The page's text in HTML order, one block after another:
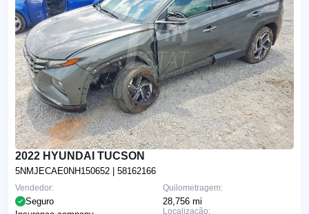
2022 HYUNDAI TUCSON
5NMJECAE0NH150652 | 58162166
Quilometragem:
28,756 mi
Localização:
Vendedor:
Seguro